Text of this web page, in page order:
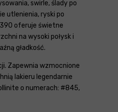
swirle, ślady po
utlenienia, ryski po
oferuje świetne
na wysoki połysk i
gładkość.
Zapewnia wzmocnione
lakieru legendarnie
o numerach: #845,